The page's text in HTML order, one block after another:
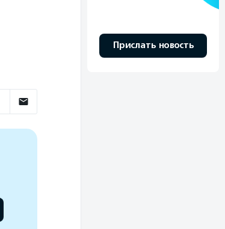
Прислать новость